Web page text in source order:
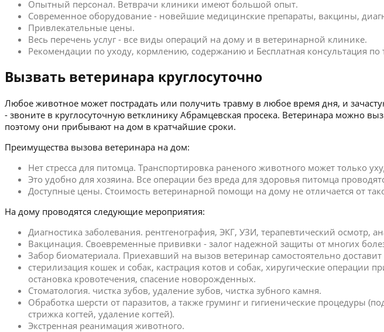
Опытный персонал. Ветврачи клиники имеют большой опыт.
Современное оборудование - новейшие медицинские препараты, вакцины,
Привлекательные цены.
Весь перечень услуг - все виды операций на дому и в ветеринарной клинике.
Рекомендации по уходу, кормлению, содержанию и Бесплатная консультация по
Вызвать ветеринара круглосуточно
Любое животное может пострадать или получить травму в любое время дня, и
- звоните в круглосуточную ветклинику Абрамцевская просека. Ветеринара можно
поэтому они прибывают на дом в кратчайшие сроки.
Преимущества вызова ветеринара на дом:
Нет стресса для питомца. Транспортировка раненого животного может только
Это удобно для хозяина. Все операции без вреда для здоровья питомца
Доступные цены. Стоимость ветеринарной помощи на дому не отличается от
На дому проводятся следующие мероприятия:
Диагностика заболевания. рентгенография, ЭКГ, УЗИ, терапевтический осмотр,
Вакцинация. Своевременные прививки - залог надежной защиты от многих
Забор биоматериала. Приехавший на вызов ветеринар самостоятельно
стерилизация кошек и собак, кастрация котов и собак, хиругические
остановка кровотечения, спасение новорожденных.
Стоматология. чистка зубов, удаление зубов, чистка зубного камня.
Обработка шерсти от паразитов, а также груминг и гигиенические процедуры
стрижка когтей, удаление когтей).
Экстренная реанимация животного.